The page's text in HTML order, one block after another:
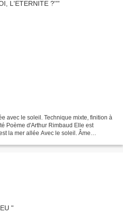
avec le soleil. Technique mixte, finition à
Poème d'Arthur Rimbaud Elle est
la mer allée Avec le soleil. Âme